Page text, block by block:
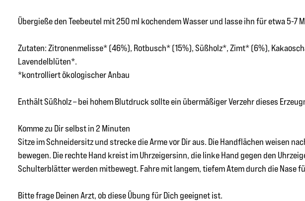
Übergieße den Teebeutel mit 250 ml kochendem Wasser und lasse ihn für etwa 5-
Zutaten: Zitronenmelisse* (46%), Rotbusch* (15%), Süßholz*, Zimt* (6%),
Lavendelblüten*.
*kontrolliert ökologischer Anbau
Enthält Süßholz – bei hohem Blutdruck sollte ein übermäßiger Verzehr dieses
Komme zu Dir selbst in 2 Minuten
Sitze im Schneidersitz und strecke die Arme vor Dir aus. Die Handflächen weisen
bewegen. Die rechte Hand kreist im Uhrzeigersinn, die linke Hand gegen den
Schulterblätter werden mitbewegt. Fahre mit langem, tiefem Atem durch die Nase
Bitte frage Deinen Arzt, ob diese Übung für Dich geeignet ist.